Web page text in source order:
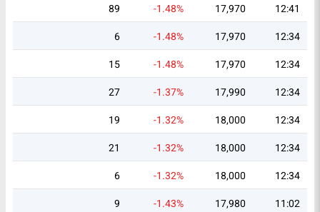
12:41
17,970
-1.48%
89
12:34
17,970
-1.48%
6
12:34
17,970
-1.48%
15
12:34
17,990
-1.37%
27
12:34
18,000
-1.32%
19
12:34
18,000
-1.32%
21
12:34
18,000
-1.32%
6
11:02
17,980
-1.43%
9